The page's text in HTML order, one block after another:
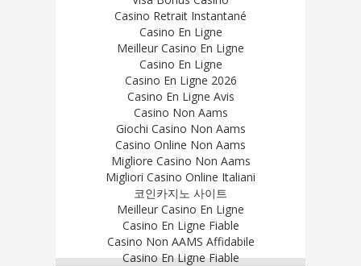
Casino Retrait Instantané
Casino En Ligne
Meilleur Casino En Ligne
Casino En Ligne
Casino En Ligne 2026
Casino En Ligne Avis
Casino Non Aams
Giochi Casino Non Aams
Casino Online Non Aams
Migliore Casino Non Aams
Migliori Casino Online Italiani
코인카지노 사이트
Meilleur Casino En Ligne
Casino En Ligne Fiable
Casino Non AAMS Affidabile
Casino En Ligne Fiable